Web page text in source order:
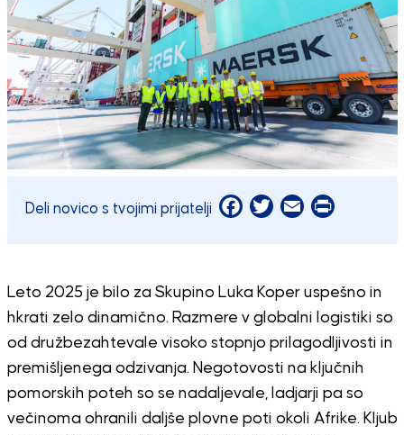
Deli novico s tvojimi prijatelji Facebook
Twitter
EmailPrint
Leto 2025 je bilo za Skupino Luka Koper uspešno in
hkrati zelo dinamično. Razmere v globalni logistiki so
od družbezahtevale visoko stopnjo prilagodljivosti in
premišljenega odzivanja. Negotovosti na ključnih
pomorskih poteh so se nadaljevale, ladjarji pa so
večinoma ohranili daljše plovne poti okoli Afrike. Kljub